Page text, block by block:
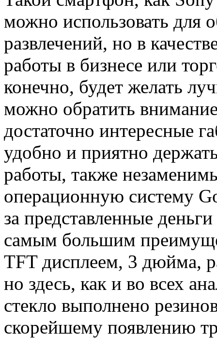
можно использовать для
развлечений, но в
работы в бизнесе или
конечно, будет желать
можно обратить
достаточно интересные
удобно и приятно
работы, также
операционную систему
за представленные
самым большим
TFT дисплеем, 3 дюйма,
но здесь, как и во всех
стекло выполнено
скорейшему появлению